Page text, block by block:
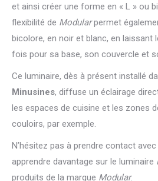
et ainsi créer une forme en « L » ou
flexibilité de Modularpermet
bicolore, en noir et blanc, en laissant
fois pour sa base, son couvercle et
Ce luminaire, dès à présent installé
Minusines, diffuse un éclairage
les espaces de cuisine et les zones
couloirs, par exemple.
N’hésitez pas à prendre contact
apprendre davantage sur le luminaire
produits de la marque Modular.